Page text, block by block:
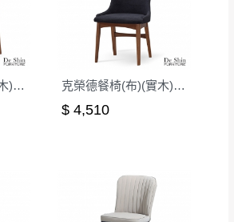
裝、配送的問題，並非一般快速到貨
特定時間送達，司機當天到貨前皆會
政府宣布之災害警報等不可抗力情
無法配合開店前、閉店後時段，並送
區為限，恕無法送至指定樓面。
間，恕暫停百貨公司相關運送 》
用年限，因客人使用習慣、居家
若屬人為因素導致商品損壞、零
維修、搬運費用，需由消費者自
先與消費者報價，消費者同意將
)。
業場所及公開場合之商品則無享
保固之服務。
雷克斯餐椅(布)(實木)(MI-744-1) 克榮德餐椅(布)(實木)(MI-713)
$ 4,510